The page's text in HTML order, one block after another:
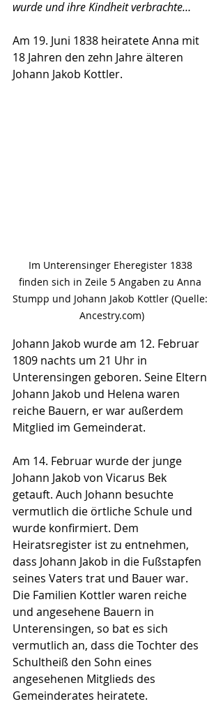
wurde und ihre Kindheit verbrachte…
Am 19. Juni 1838 heiratete Anna mit
18 Jahren den zehn Jahre älteren
Johann Jakob Kottler.
Im Unterensinger Eheregister 1838
finden sich in Zeile 5 Angaben zu Anna
Stumpp und Johann Jakob Kottler (Quelle:
Ancestry.com)
Johann Jakob wurde am 12. Februar
1809 nachts um 21 Uhr in
Unterensingen geboren. Seine Eltern
Johann Jakob und Helena waren
reiche Bauern, er war außerdem
Mitglied im Gemeinderat.
Am 14. Februar wurde der junge
Johann Jakob von Vicarus Bek
getauft. Auch Johann besuchte
vermutlich die örtliche Schule und
wurde konfirmiert. Dem
Heiratsregister ist zu entnehmen,
dass Johann Jakob in die Fußstapfen
seines Vaters trat und Bauer war.
Die Familien Kottler waren reiche
und angesehene Bauern in
Unterensingen, so bat es sich
vermutlich an, dass die Tochter des
Schultheiß den Sohn eines
angesehenen Mitglieds des
Gemeinderates heiratete.